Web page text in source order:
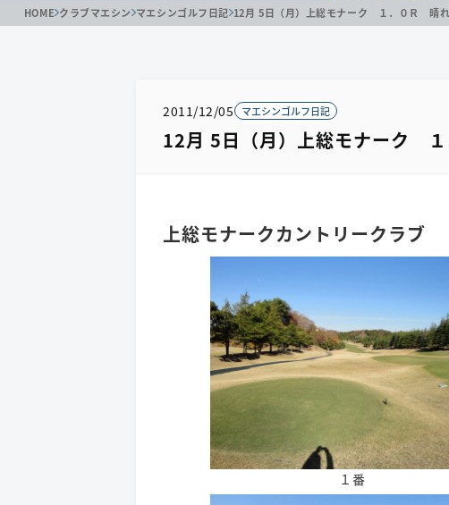
HOME クラブマエシン マエシンゴルフ日記 12月 5日（月）上総モナーク １．０Ｒ
2011/12/05 マエシンゴルフ日記
12月 5日（月）上総モナー
上総モナークカントリークラブ
１番